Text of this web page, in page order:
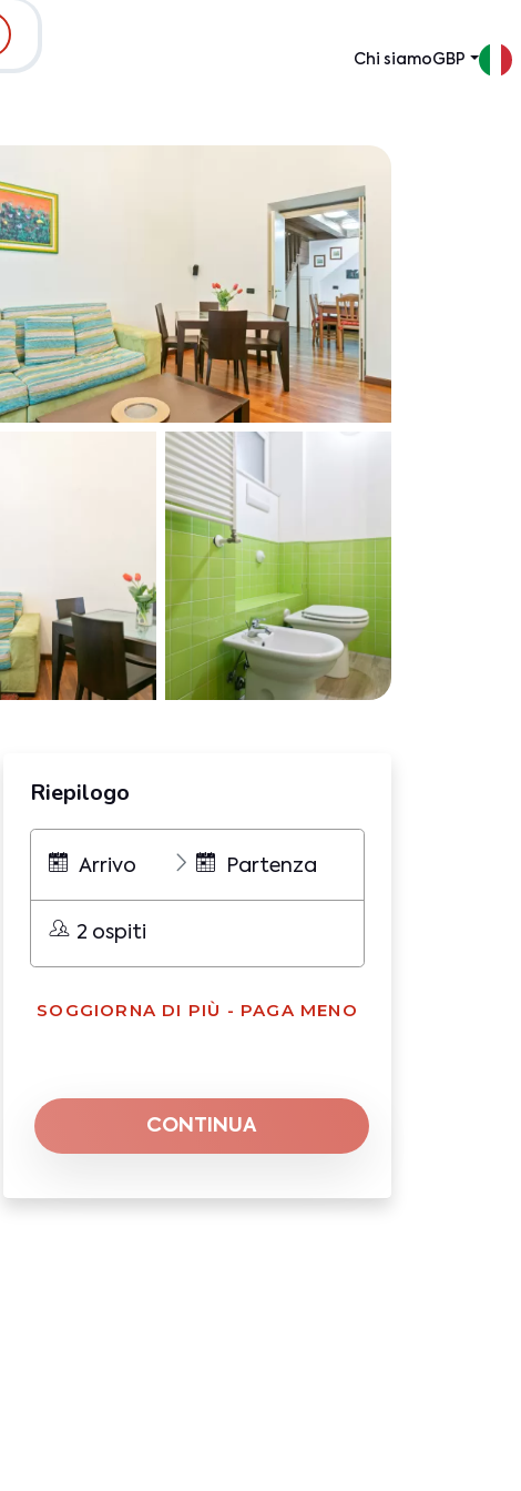
Chi siamoGBP
Riepilogo
Arrivo Partenza
2 ospiti
SOGGIORNA DI PIÙ - PAGA MENO
CONTINUA